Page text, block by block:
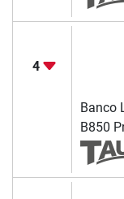
4
Banco
B850